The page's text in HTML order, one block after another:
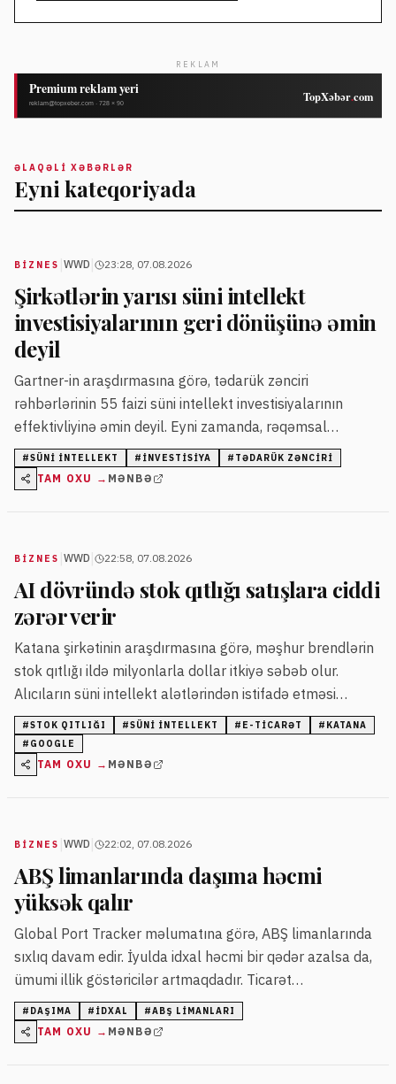
REKLAM
ƏLAQƏLI XƏBƏRLƏR
Eyni kateqoriyada
BIZNES WWD 23:28, 07.08.2026
Şirkətlərin yarısı süni intellekt
investisiyalarının geri dönüşünə əmin
deyil
Gartner-in araşdırmasına görə, tədarük zənciri
rəhbərlərinin 55 faizi süni intellekt investisiyalarının
effektivliyinə əmin deyil. Eyni zamanda, rəqəmsal
investisiyaların 67 faizi süni intellekt texnologiyalarına
yönəlib.
#SÜNI INTELLEKT # INVESTISIYA # TƏDARÜK ZƏNCIRI
TAM OXU → MƏNBƏ
BIZNES WWD 22:58, 07.08.2026
AI dövründə stok qıtlığı satışlara ciddi
zərər verir
Katana şirkətinin araşdırmasına görə, məşhur brendlərin
stok qıtlığı ildə milyonlarla dollar itkiyə səbəb olur.
Alıcıların süni intellekt alətlərindən istifadə etməsi
satışların itirilmə sürətini artırır.
#STOK QITLIĞI #SÜNI INTELLEKT # E-TICARƏT # KATANA
# GOOGLE
TAM OXU → MƏNBƏ
BIZNES WWD 22:02, 07.08.2026
ABŞ limanlarında daşıma həcmi
yüksək qalır
Global Port Tracker məlumatına görə, ABŞ limanlarında
sıxlıq davam edir. İyulda idxal həcmi bir qədər azalsa da,
ümumi illik göstəricilər artmaqdadır. Ticarət
daşımalarının tədricən azalacağı gözlənilsə də, 2026-cı
ilin həcminin ötən ildəkindən yüksək olması
proqnozlaşdırılır.
# DAŞIMA # IDXAL #ABŞ LIMANLARI
TAM OXU → MƏNBƏ